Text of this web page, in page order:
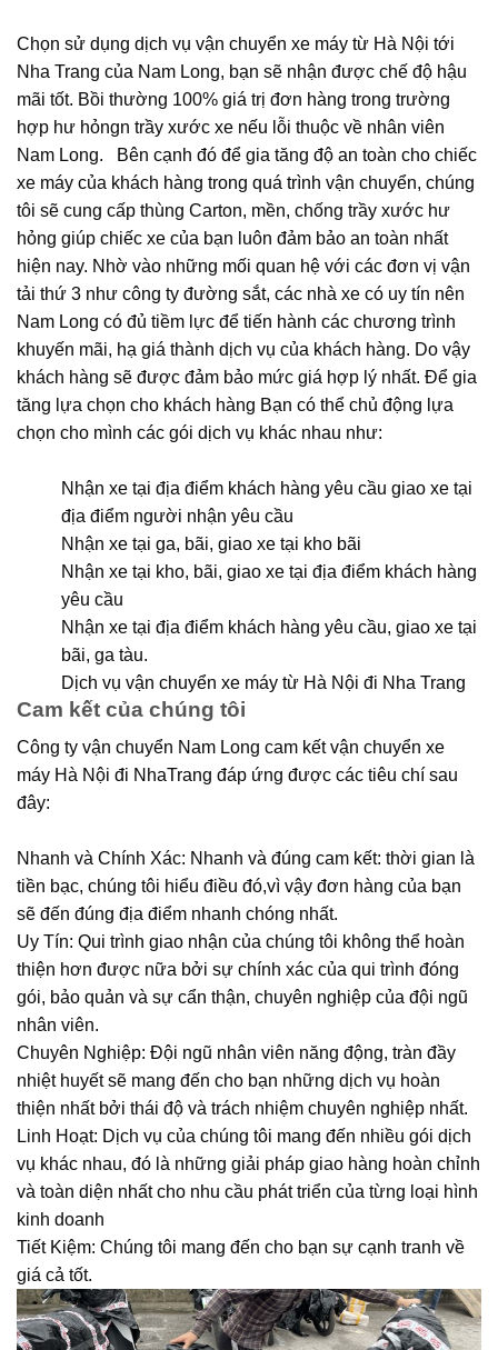
Chọn sử dụng dịch vụ vận chuyển xe máy từ Hà Nội tới
Nha Trang của Nam Long, bạn sẽ nhận được chế độ hậu
mãi tốt. Bồi thường 100% giá trị đơn hàng trong trường
hợp hư hỏngn trầy xước xe nếu lỗi thuộc về nhân viên
Nam Long. Bên cạnh đó để gia tăng độ an toàn cho chiếc
xe máy của khách hàng trong quá trình vận chuyển, chúng
tôi sẽ cung cấp thùng Carton, mền, chống trầy xước hư
hỏng giúp chiếc xe của bạn luôn đảm bảo an toàn nhất
hiện nay. Nhờ vào những mối quan hệ với các đơn vị vận
tải thứ 3 như công ty đường sắt, các nhà xe có uy tín nên
Nam Long có đủ tiềm lực để tiến hành các chương trình
khuyến mãi, hạ giá thành dịch vụ của khách hàng. Do vậy
khách hàng sẽ được đảm bảo mức giá hợp lý nhất. Để gia
tăng lựa chọn cho khách hàng Bạn có thể chủ động lựa
chọn cho mình các gói dịch vụ khác nhau như:
Nhận xe tại địa điểm khách hàng yêu cầu giao xe tại
địa điểm người nhận yêu cầu
Nhận xe tại ga, bãi, giao xe tại kho bãi
Nhận xe tại kho, bãi, giao xe tại địa điểm khách hàng
yêu cầu
Nhận xe tại địa điểm khách hàng yêu cầu, giao xe tại
bãi, ga tàu.
Dịch vụ vận chuyển xe máy từ Hà Nội đi Nha Trang
Cam kết của chúng tôi
Công ty vận chuyển Nam Long cam kết vận chuyển xe
máy Hà Nội đi NhaTrang đáp ứng được các tiêu chí sau
đây:
Nhanh và Chính Xác: Nhanh và đúng cam kết: thời gian là
tiền bạc, chúng tôi hiểu điều đó,vì vậy đơn hàng của bạn
sẽ đến đúng địa điểm nhanh chóng nhất.
Uy Tín: Qui trình giao nhận của chúng tôi không thể hoàn
thiện hơn được nữa bởi sự chính xác của qui trình đóng
gói, bảo quản và sự cẩn thận, chuyên nghiệp của đội ngũ
nhân viên.
Chuyên Nghiệp: Đội ngũ nhân viên năng động, tràn đầy
nhiệt huyết sẽ mang đến cho bạn những dịch vụ hoàn
thiện nhất bởi thái độ và trách nhiệm chuyên nghiệp nhất.
Linh Hoạt: Dịch vụ của chúng tôi mang đến nhiều gói dịch
vụ khác nhau, đó là những giải pháp giao hàng hoàn chỉnh
và toàn diện nhất cho nhu cầu phát triển của từng loại hình
kinh doanh
Tiết Kiệm: Chúng tôi mang đến cho bạn sự cạnh tranh về
giá cả tốt.